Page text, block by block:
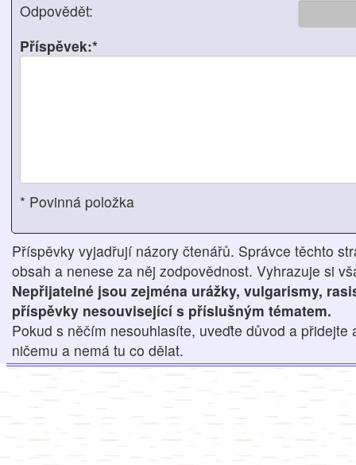
Odpovědět:
Příspěvek:*
* Povinná položka
Příspěvky vyjadřují názory čtenářů. Správce těchto
obsah a nenese za něj zodpovědnost. Vyhrazuje si
Nepřijatelné jsou zejména urážky, vulgarismy,
příspěvky nesouvisející s příslušným tématem.
Pokud s něčím nesouhlasíte, uveďte důvod a přidejte
ničemu a nemá tu co dělat.